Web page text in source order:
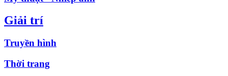
Giải trí
Truyền hình
Thời trang